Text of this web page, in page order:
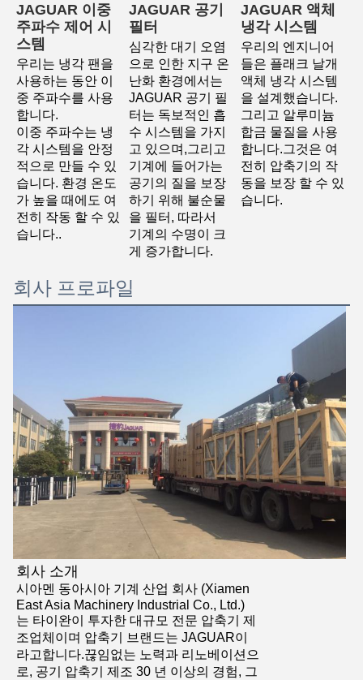
JAGUAR 이중
주파수 제어 시
스템
우리는 냉각 팬을
사용하는 동안 이
중 주파수를 사용
합니다.
이중 주파수는 냉
각 시스템을 안정
적으로 만들 수 있
습니다. 환경 온도
가 높을 때에도 여
전히 작동 할 수 있
습니다..
JAGUAR 공기
필터
심각한 대기 오염
으로 인한 지구 온
난화 환경에서는
JAGUAR 공기 필
터는 독보적인 흡
수 시스템을 가지
고 있으며,그리고
기계에 들어가는
공기의 질을 보장
하기 위해 불순물
을 필터, 따라서
기계의 수명이 크
게 증가합니다.
JAGUAR 액체
냉각 시스템
우리의 엔지니어
들은 플래크 날개
액체 냉각 시스템
을 설계했습니다.
그리고 알루미늄
합금 물질을 사용
합니다.그것은 여
전히 압축기의 작
동을 보장 할 수 있
습니다.
회사 프로파일
회사 소개
시아멘 동아시아 기계 산업 회사 (Xiamen
East Asia Machinery Industrial Co., Ltd.)
는 타이완이 투자한 대규모 전문 압축기 제
조업체이며 압축기 브랜드는 JAGUAR이
라고합니다.끊임없는 노력과 리노베이션으
로, 공기 압축기 제조 30 년 이상의 경험, 그